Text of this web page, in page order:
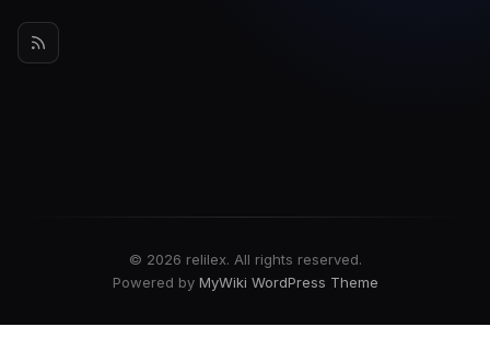
© 2026 relilex. All rights reserved.
Powered by MyWiki WordPress Theme